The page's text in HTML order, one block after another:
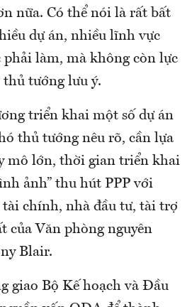
nữa. Có thể nói là rất bất
dự án, nhiều lĩnh vực
phải làm, mà không còn lực
thủ tướng lưu ý.
triển khai một số dự án
thủ tướng nêu rõ, cần lựa
mô lớn, thời gian triển khai
ảnh” thu hút PPP với
tài chính, nhà đầu tư, tài trợ
của Văn phòng nguyên
Blair.
giao Bộ Kế hoạch và Đầu